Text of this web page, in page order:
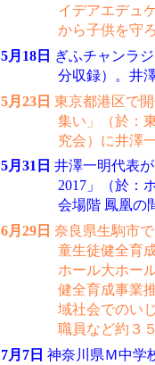
イデアエデュ
から子供を守
5月18日 ぎふチャンラ
分収録）。井
5月23日 東京都港区で
集い」（於：
究会）に井澤
5月31日 井澤一明代表
2017」（於：
会場階 鳳凰の
6月29日 奈良県生駒市
童生徒健全育
ホール大ホー
健全育成事業
域社会でのい
職員など約３
7月7日 神奈川県Ｍ中学